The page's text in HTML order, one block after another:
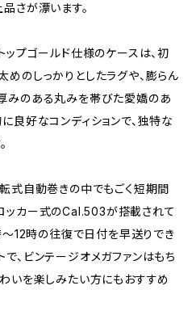
さが漂います。
プゴールド仕様のケースは、初
のしっかりとしたラグや、膨らん
みのある丸みを帯びた愛嬌のあ
良好なコンディションで、独特な
式自動巻きの中でもごく短期間
ッカー式のCal.503が搭載されて
～12時の往復で日付を早送りでき
、ビンテージオメガファンはもち
いを楽しみたい方にもおすすめ